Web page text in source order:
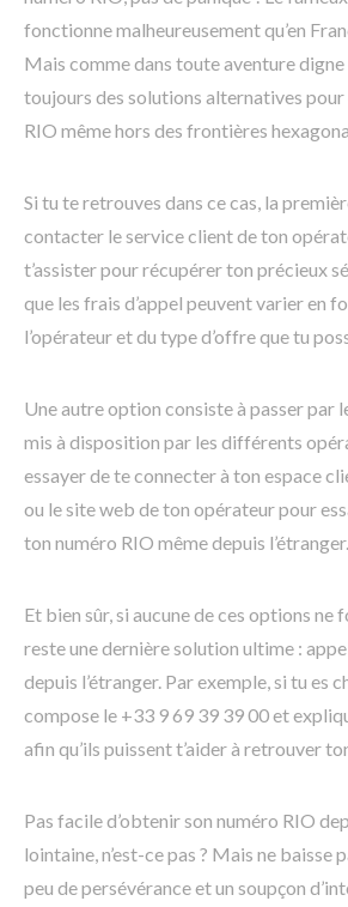
fonctionne malheureusement qu’en
Mais comme dans toute aventure digne
toujours des solutions alternatives
RIO même hors des frontières
Si tu te retrouves dans ce cas, la
contacter le service client de ton
t’assister pour récupérer ton précieux
que les frais d’appel peuvent varier en
l’opérateur et du type d’offre que tu
Une autre option consiste à passer par
mis à disposition par les différents
essayer de te connecter à ton espace
ou le site web de ton opérateur pour
ton numéro RIO même depuis l’étranger.
Et bien sûr, si aucune de ces options ne
reste une dernière solution ultime :
depuis l’étranger. Par exemple, si tu es
compose le +33 9 69 39 39 00 et
afin qu’ils puissent t’aider à retrouver
Pas facile d’obtenir son numéro RIO
lointaine, n’est-ce pas ? Mais ne baisse
peu de persévérance et un soupçon